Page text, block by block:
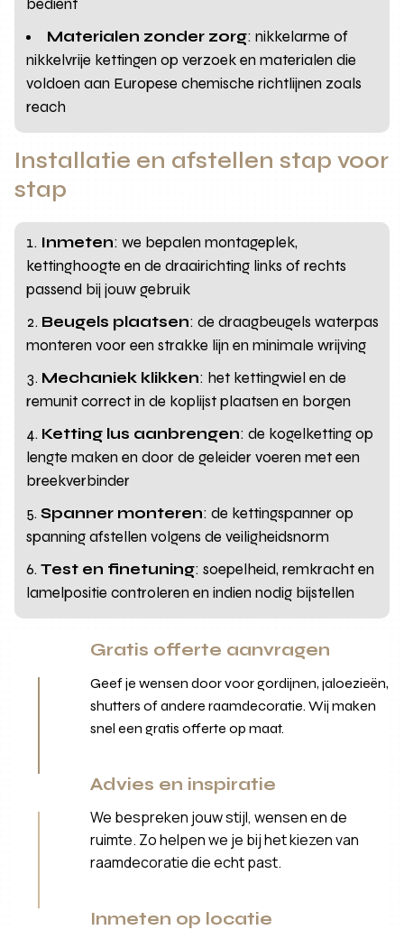
Materialen zonder zorg: nikkelarme of
nikkelvrije kettingen op verzoek en materialen die
voldoen aan Europese chemische richtlijnen zoals
reach
Installatie en afstellen stap voor
stap
Inmeten: we bepalen montageplek,
kettinghoogte en de draairichting links of rechts
passend bij jouw gebruik
Beugels plaatsen: de draagbeugels waterpas
monteren voor een strakke lijn en minimale wrijving
Mechaniek klikken: het kettingwiel en de
remunit correct in de koplijst plaatsen en borgen
Ketting lus aanbrengen: de kogelketting op
lengte maken en door de geleider voeren met een
breekverbinder
Spanner monteren: de kettingspanner op
spanning afstellen volgens de veiligheidsnorm
Test en finetuning: soepelheid, remkracht en
lamelpositie controleren en indien nodig bijstellen
Gratis offerte aanvragen
Geef je wensen door voor gordijnen, jaloezieën,
shutters of andere raamdecoratie. Wij maken
snel een gratis offerte op maat.
Advies en inspiratie
We bespreken jouw stijl, wensen en de
ruimte. Zo helpen we je bij het kiezen van
raamdecoratie die echt past.
Inmeten op locatie